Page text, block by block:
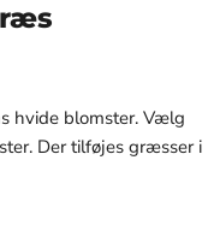
hvide blomster. Vælg
Der tilføjes græsser i